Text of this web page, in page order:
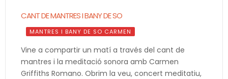
CANT DE MANTRES I BANY DE SO
MANTRES I BANY DE SO CARMEN
Vine a compartir un matí a través del cant de
mantres i la meditació sonora amb Carmen
Griffiths Romano. Obrim la veu, concert meditatiu,